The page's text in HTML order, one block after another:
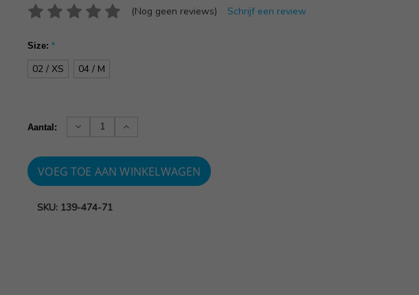
(Nog geen reviews) Schrijf een review
Size:*
02 / XS 04 / M
voorraad:
Aantal:
Verhoog
Verlaag
SKU: 139-474-71